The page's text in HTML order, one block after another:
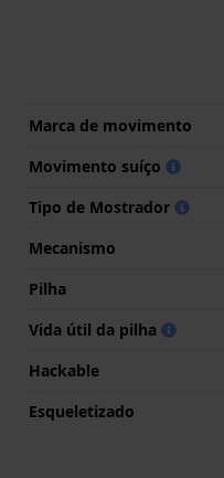
Marca de movimento
Movimento suíço
Tipo de Mostrador
Mecanismo
Pilha
Vida útil da pilha
Hackable
Esqueletizado